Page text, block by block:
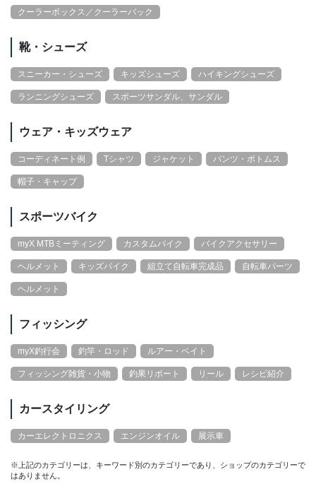
クーラーボックス／クーラーバック
靴・シューズ
スニーカー・シューズ キッズシューズ ハイキングシューズ
ランニングシューズ スポーツサンダル、サンダル
ウェア・キッズウェア
コーディネート例 Tシャツ ジャケット パンツ・ボトムス
帽子・キャップ
スポーツバイク
myX MTBミーティング カスタムバイク バイクアクセサリー
ヘルメット キッズバイク 組立て自転車完成品 自転車パーツ
ヘルメット
フィッシング
myX釣行会 釣竿・ロッド ルアー・ベイト
フィッシング雑貨・小物 釣果リポート リール レシピ紹介
カースタイリング
カーエレクトロニクス エンジンオイル 展示車
※上記のカテゴリーは、キーワード別のカテゴリーであり、ショップのカテゴリーで
はありません。